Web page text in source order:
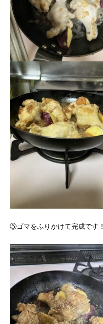
⑤ゴマをふりかけて完成です！